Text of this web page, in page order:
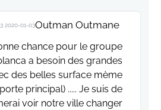
Outman Outmane
2020-01-03 20:00:53
chance pour le groupe
a besoin des grandes
des belles surface mème
principal) ..... Je suis de
voir notre ville changer